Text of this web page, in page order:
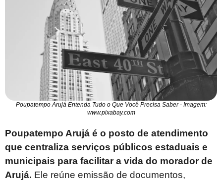
Poupatempo Arujá Entenda Tudo o Que Você Precisa Saber - Imagem:
www.pixabay.com
Poupatempo Arujá é o posto de atendimento
que centraliza serviços públicos estaduais e
municipais para facilitar a vida do morador de
Arujá. Ele reúne emissão de documentos,